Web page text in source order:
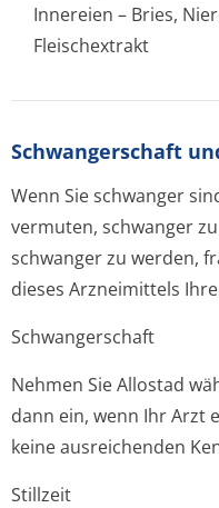
Innereien – Bries,
Fleischextrakt
Schwangerschaft
Wenn Sie schwanger
vermuten, schwanger
schwanger zu werden,
dieses Arzneimittels
Schwangerschaft
Nehmen Sie Allostad
dann ein, wenn Ihr Arzt
keine ausreichenden
Stillzeit